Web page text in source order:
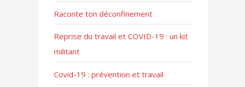
Raconte ton déconfinement
Reprise du travail et COVID-19 : un kit
militant
Covid-19 : prévention et travail